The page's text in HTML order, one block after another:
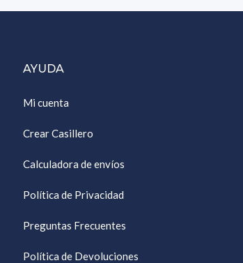
AYUDA
Mi cuenta
Crear Casillero
Calculadora de envíos
Política de Privacidad
Preguntas Frecuentes
Política de Devoluciones